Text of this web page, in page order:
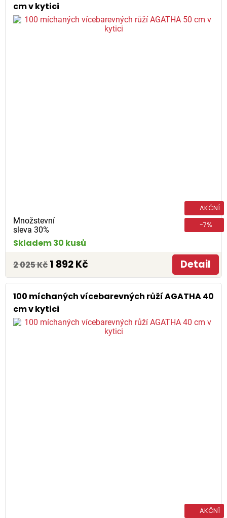
cm v kytici
Množstevní
sleva 30%
AKČNÍ
-7%
Skladem 30 kusů
2 025 Kč 1 892 Kč Detail
100 míchaných vícebarevných růží AGATHA 40
cm v kytici
AKČNÍ